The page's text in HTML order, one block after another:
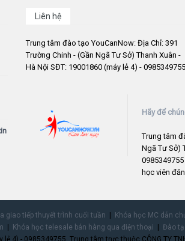
Liên hệ
Trung tâm đào tạo YouCanNow: Địa Chỉ: 391
Trường Chinh - (Gần Ngã Tư Sở) Thanh Xuân -
Hà Nội SĐT: 19001860 (máy lẻ 4) - 0985349755
Hãy để
Trung tâm
Ngã Tư Sở)
học viên
giao tiếp thuyết trình cuối tuần Khóa học MC dẫn
Khóa học telesale bán hàng qua điện thoại
Đào